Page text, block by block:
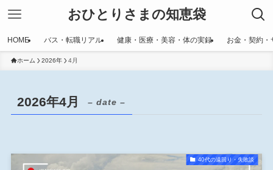
おひとりさまの知恵袋
HOME バス・転職リアル 健康・医療・美容・体の実録 お金・契約
ホーム 2026年 4月
2026年4月 – date –
40代の遠回り・失敗談